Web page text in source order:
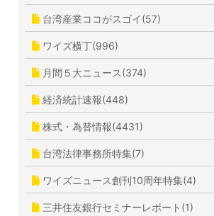
台湾産業ココがスゴイ(57)
ワイズ横丁(996)
月間５大ニュース(374)
経済統計速報(448)
株式・為替情報(4431)
台湾法律事務所特集(7)
ワイズニュース創刊10周年特集(4)
三井住友銀行セミナーレポート(1)